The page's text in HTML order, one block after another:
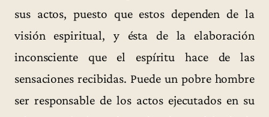
sus actos, puesto que estos dependen de la
visión espiritual, y ésta de la elaboración
inconsciente que el espíritu hace de las
sensaciones recibidas. Puede un pobre hombre
ser responsable de los actos ejecutados en su